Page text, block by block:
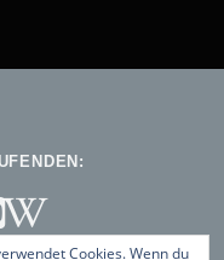
Cookies. Wenn du